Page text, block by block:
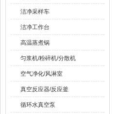
洁净采样车
洁净工作台
高温蒸煮锅
匀浆机/粉碎机/分散机
空气净化/风淋室
真空反应器/反应釜
循环水真空泵